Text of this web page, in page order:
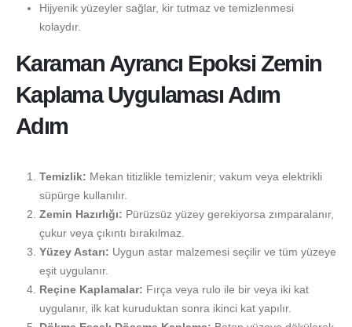
Hijyenik yüzeyler sağlar, kir tutmaz ve temizlenmesi
kolaydır.
Karaman Ayrancı Epoksi Zemin
Kaplama Uygulaması Adım
Adım
Temizlik: Mekan titizlikle temizlenir; vakum veya elektrikli
süpürge kullanılır.
Zemin Hazırlığı: Pürüzsüz yüzey gerekiyorsa zımparalanır,
çukur veya çıkıntı bırakılmaz.
Yüzey Astarı: Uygun astar malzemesi seçilir ve tüm yüzeye
eşit uygulanır.
Reçine Kaplamalar: Fırça veya rulo ile bir veya iki kat
uygulanır, ilk kat kuruduktan sonra ikinci kat yapılır.